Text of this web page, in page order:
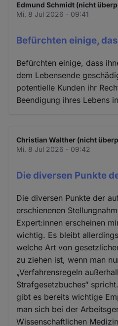
Edmund Schmidt (nicht
Mi. 8 Jul 2026 - 09:41
Befürchten einige,
Befürchten einige, dass
dem Lebensende
potentielle Kunden ihr
Beendigung ihres Lebens
Christian Walther (nicht
Mi. 8 Jul 2026 - 09:42
Die diversen Punkte
Die diversen Punkte der
erschienenen
Expert:innen erscheinen
wichtig. Es bleibt
welche Art von
zu ziehen ist, wenn man
„Verfahrensregeln
Strafgesetzbuches“
gibt es bereits wichtige
man sich bei der
Wissenschaftlichen